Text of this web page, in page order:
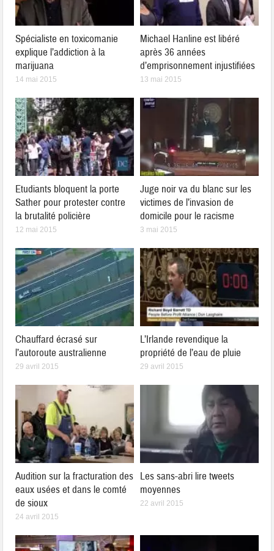
Spécialiste en toxicomanie
explique l’addiction à la
marijuana
14 mai 2015
Michael Hanline est libéré
après 36 années
d’emprisonnement injustifiées
13 mai 2015
Etudiants bloquent la porte
Sather pour protester contre
la brutalité policière
12 mai 2015
Juge noir va du blanc sur les
victimes de l’invasion de
domicile pour le racisme
3 mai 2015
Chauffard écrasé sur
l’autoroute australienne
29 avril 2015
L’Irlande revendique la
propriété de l’eau de pluie
29 avril 2015
Audition sur la fracturation des
eaux usées et dans le comté
de sioux
24 avril 2015
Les sans-abri lire tweets
moyennes
22 avril 2015